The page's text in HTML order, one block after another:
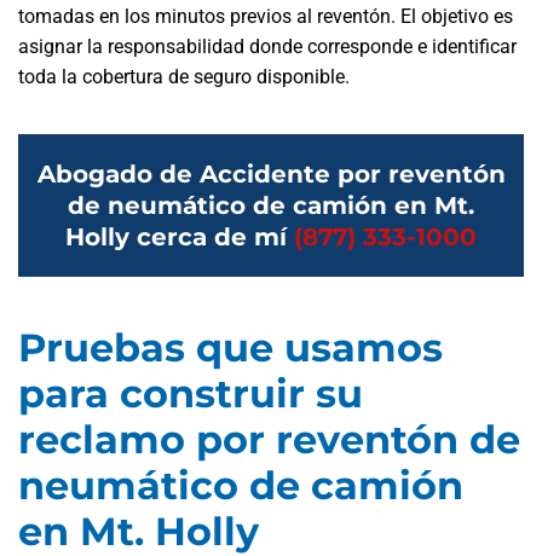
tomadas en los minutos previos al reventón. El objetivo es
asignar la responsabilidad donde corresponde e identificar
toda la cobertura de seguro disponible.
Abogado de Accidente por reventón
de neumático de camión en Mt.
Holly cerca de mí (877) 333-1000
Pruebas que usamos
para construir su
reclamo por reventón de
neumático de camión
en Mt. Holly